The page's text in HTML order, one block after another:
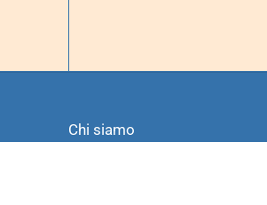
Chi siamo